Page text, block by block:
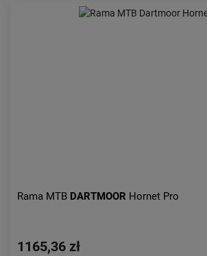
Rama MTB DARTMOOR Hornet Pro
1165,36 zł